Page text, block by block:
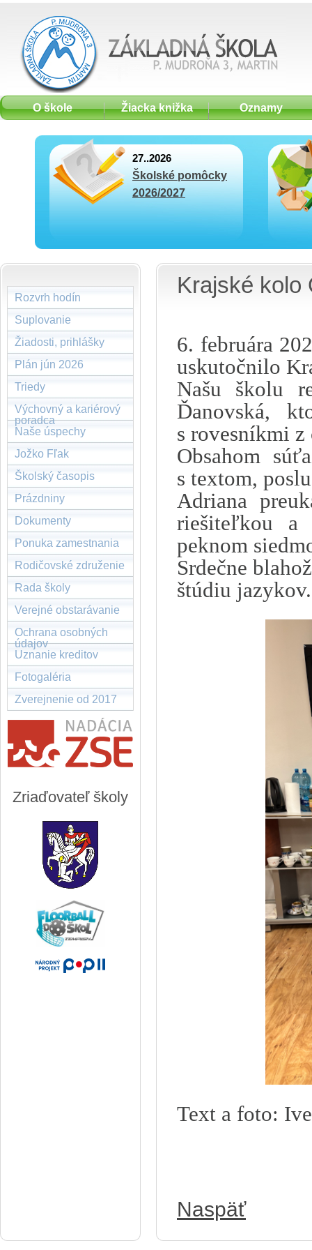
O škole Žiacka knižka Oznamy
27..2026
Školské pomôcky
2026/2027
Rozvrh hodín
Suplovanie
Žiadosti, prihlášky
Plán jún 2026
Triedy
Výchovný a kariérový
poradca
Naše úspechy
Jožko Fľak
Školský časopis
Prázdniny
Dokumenty
Ponuka zamestnania
Rodičovské združenie
Rada školy
Verejné obstarávanie
Ochrana osobných
údajov
Uznanie kreditov
Fotogaléria
Zverejnenie od 2017
Zriaďovateľ školy
Krajské kolo
6. februára
uskutočnilo
Našu školu
Ďanovská,
s rovesníkmi
Obsahom
s textom,
Adriana
riešiteľkou a
peknom
Srdečne
štúdiu jazykov.
Text a foto:
Naspäť